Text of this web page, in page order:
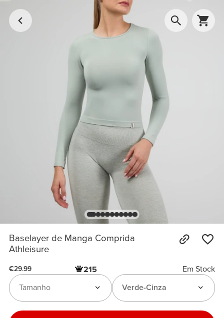
Baselayer de Manga Comprida
Athleisure
€29.99 215
Em Stock
Verde-Cinza
Tamanho